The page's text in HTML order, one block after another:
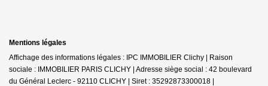
Mentions légales
Affichage des informations légales : IPC IMMOBILIER Clichy | Raison
sociale : IMMOBILIER PARIS CLICHY | Adresse siège social : 42 boulevard
du Général Leclerc - 92110 CLICHY | Siret : 35292873300018 |